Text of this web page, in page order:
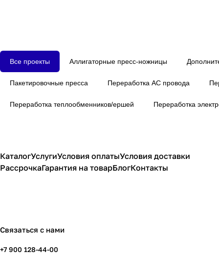
Все проекты Аллигаторные пресс-ножницы
Пакетировочные пресса Переработка АС провода
Переработка теплообменников/ершей Переработка
КаталогУслугиУсловия оплатыУсловия доставки
РассрочкаГарантия на товарБлогКонтакты
Связаться с нами
+7 900 128-44-00